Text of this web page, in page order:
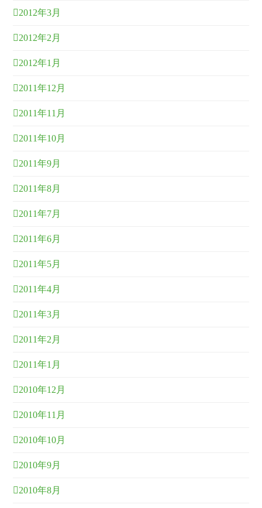
2012年3月
2012年2月
2012年1月
2011年12月
2011年11月
2011年10月
2011年9月
2011年8月
2011年7月
2011年6月
2011年5月
2011年4月
2011年3月
2011年2月
2011年1月
2010年12月
2010年11月
2010年10月
2010年9月
2010年8月